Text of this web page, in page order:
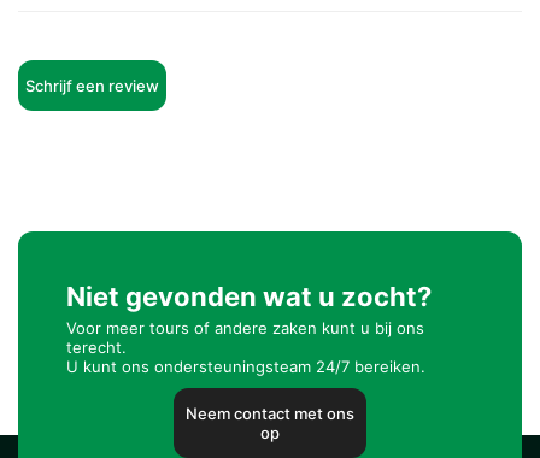
Schrijf een review
Niet gevonden wat u zocht?
Voor meer tours of andere zaken kunt u bij ons
terecht.
U kunt ons ondersteuningsteam 24/7 bereiken.
Neem contact met ons
op